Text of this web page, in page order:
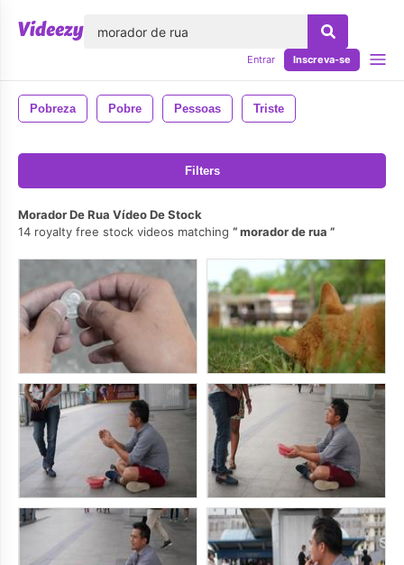
Entrar Inscreva-se
Pobreza Pobre Pessoas Triste
Filters
Morador De Rua Vídeo De Stock
14 royalty free stock videos matching
morador de rua